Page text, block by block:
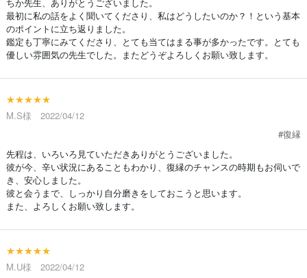
最初に私の話をよく聞いてくださり、私はどうしたいのか？！という基本
のポイントに立ち返りました。
鑑定も丁寧にみてくださり、とても当てはまる事が多かったです。とても
優しい雰囲気の先生でした。またどうぞよろしくお願い致します。
★★★★★
M.S様 2022/04/12
#復縁
先程は、いろいろ見ていただきありがとうございました。
彼が今、辛い状況にあることもわかり、復縁のチャンスの時期もお伺いで
き、安心しました。
彼と会うまで、しっかり自分磨きをしておこうと思います。
また、よろしくお願い致します。
★★★★★
M.U様 2022/04/12